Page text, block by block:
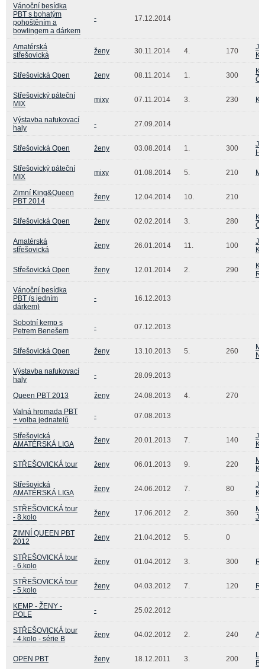
Vánoční besídka
PBT s bohatým
pohoštěním a
bowlingem a dárkem
- 17.12.2014
Amatérská
střešovická
ženy 30.11.2014 4. 170
Střešovická Open ženy 08.11.2014 1. 300
Střešovický páteční
MIX
mixy 07.11.2014 3. 230
Výstavba nafukovací
haly
- 27.09.2014
Střešovická Open ženy 03.08.2014 1. 300
Střešovický páteční
MIX
mixy 01.08.2014 5. 210
Zimní King&Queen
PBT 2014
ženy 12.04.2014 10. 210
Střešovická Open ženy 02.02.2014 3. 280
Amatérská
střešovická
ženy 26.01.2014 11. 100
Střešovická Open ženy 12.01.2014 2. 290
Vánoční besídka
PBT (s jedním
dárkem)
- 16.12.2013
Sobotní kemp s
Petrem Benešem
- 07.12.2013
Střešovická Open ženy 13.10.2013 5. 260
Výstavba nafukovací
haly
- 28.09.2013
Queen PBT 2013 ženy 24.08.2013 4.
270
Valná hromada PBT
+ volba jednatelů
- 07.08.2013
Střešovická
AMATÉRSKÁ LIGA
ženy 20.01.2013 7. 140
STŘEŠOVICKÁ tour ženy 06.01.2013 9. 220
Střešovická
AMATÉRSKÁ LIGA
ženy 24.06.2012 7. 80
STŘEŠOVICKÁ tour
- 8.kolo
ženy 17.06.2012 2. 360
ZIMNÍ QUEEN PBT
2012
ženy 21.04.2012 5. 0
STŘEŠOVICKÁ tour
- 6.kolo
ženy 01.04.2012 3. 300
STŘEŠOVICKÁ tour
- 5.kolo
ženy 04.03.2012 7. 120
KEMP - ŽENY -
POLE
- 25.02.2012
STŘEŠOVICKÁ tour
- 4.kolo - série B
ženy 04.02.2012 2. 240
OPEN PBT ženy 18.12.2011 3. 200